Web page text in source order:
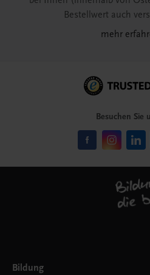
Bestellwert auch
mehr
Besuchen Sie
Bildung